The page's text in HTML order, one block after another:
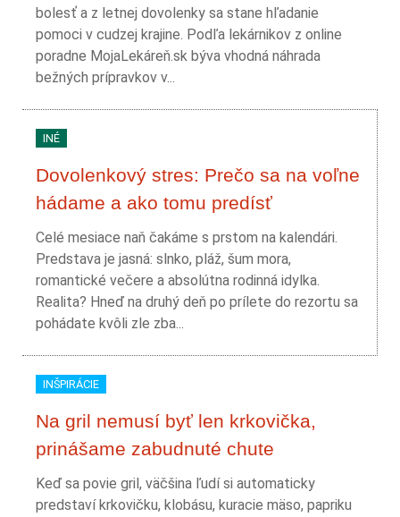
bolesť a z letnej dovolenky sa stane hľadanie
pomoci v cudzej krajine. Podľa lekárnikov z online
poradne MojaLekáreň.sk býva vhodná náhrada
bežných prípravkov v...
INÉ
Dovolenkový stres: Prečo sa na voľne
hádame a ako tomu predísť
Celé mesiace naň čakáme s prstom na kalendári.
Predstava je jasná: slnko, pláž, šum mora,
romantické večere a absolútna rodinná idylka.
Realita? Hneď na druhý deň po prílete do rezortu sa
pohádate kvôli zle zba...
INŠPIRÁCIE
Na gril nemusí byť len krkovička,
prinášame zabudnuté chute
Keď sa povie gril, väčšina ľudí si automaticky
predstaví krkovičku, klobásu, kuracie mäso, papriku